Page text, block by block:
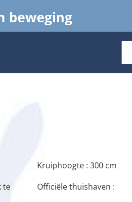
beweging
te
Kruiphoogte : 300 cm
Officiële thuishaven :